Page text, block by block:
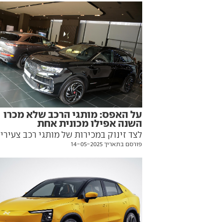
על האפס: מותגי הרכב שלא מכרו
השנה אפילו מכונית אחת
לצד זינוק במכירות של מותגי רכב
ואנונימיים עד לאחרונה מסין, נעלמו
ממפת המכירות כמה מותגים ותיקים
השנה כלום וגם, מתי, אם בכלל, הן צפויות
לחזור
פורסם בתאריך 14-05-2025